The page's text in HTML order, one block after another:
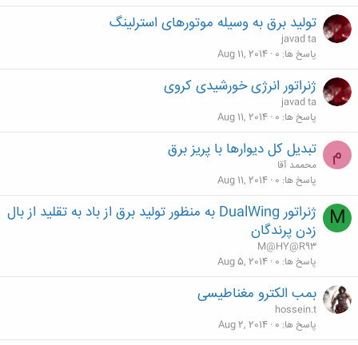
تولید برق به وسیله موتورهای استرلینگ
javad ta
پاسخ ها 0
Aug 11, 2014
ژنراتور انرژی خورشیدی کروی
javad ta
پاسخ ها 0
Aug 11, 2014
م تبدیل کل دیوارها با پریز برق
محممد آقا
پاسخ ها 0
Aug 11, 2014
M
ژنراتور DualWing به منظور تولید برق از باد به تقلید از بال
زدن پرندگان
M@HY@R93
پاسخ ها 0
Aug 5, 2014
بمب الکترو مغناطیسی
hossein.t
پاسخ ها 0
Aug 2, 2014